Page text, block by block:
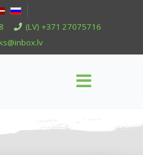
(LV) +371 27075716